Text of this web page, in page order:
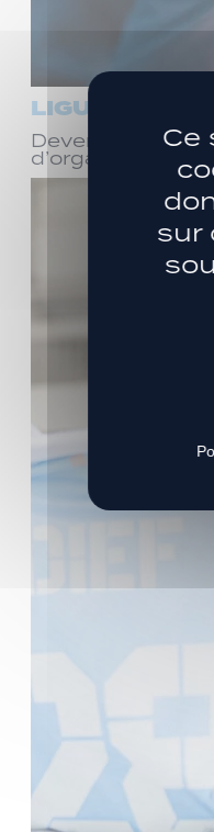
LIGUE 3
Devenez
d’organisation
Ce
sur